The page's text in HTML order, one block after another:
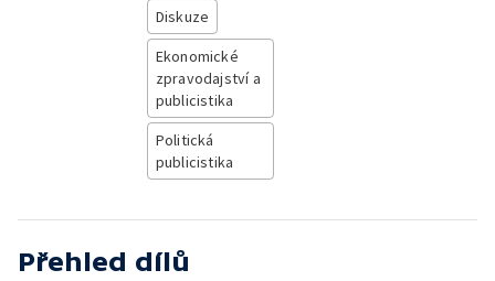
Diskuze
Ekonomické
zpravodajství a
publicistika
Politická
publicistika
Přehled dílů